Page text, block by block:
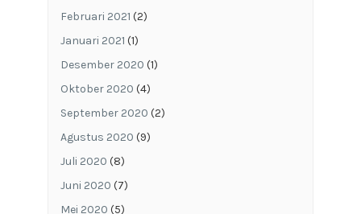
Februari 2021 (2)
Januari 2021 (1)
Desember 2020 (1)
Oktober 2020 (4)
September 2020 (2)
Agustus 2020 (9)
Juli 2020 (8)
Juni 2020 (7)
Mei 2020 (5)